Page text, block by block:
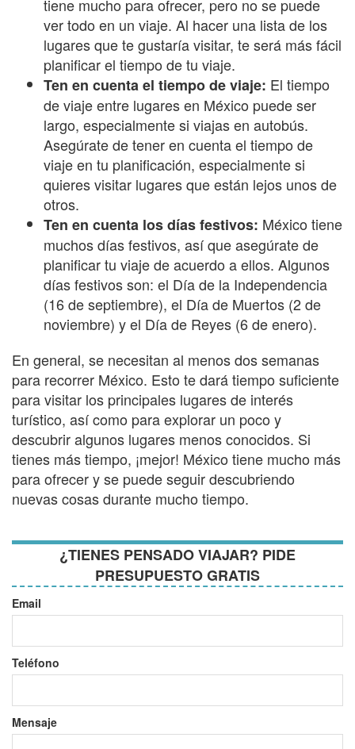
tiene mucho para ofrecer, pero no se puede
ver todo en un viaje. Al hacer una lista de los
lugares que te gustaría visitar, te será más fácil
planificar el tiempo de tu viaje.
Ten en cuenta el tiempo de viaje: El tiempo
de viaje entre lugares en México puede ser
largo, especialmente si viajas en autobús.
Asegúrate de tener en cuenta el tiempo de
viaje en tu planificación, especialmente si
quieres visitar lugares que están lejos unos de
otros.
Ten en cuenta los días festivos: México tiene
muchos días festivos, así que asegúrate de
planificar tu viaje de acuerdo a ellos. Algunos
días festivos son: el Día de la Independencia
(16 de septiembre), el Día de Muertos (2 de
noviembre) y el Día de Reyes (6 de enero).
En general, se necesitan al menos dos semanas
para recorrer México. Esto te dará tiempo suficiente
para visitar los principales lugares de interés
turístico, así como para explorar un poco y
descubrir algunos lugares menos conocidos. Si
tienes más tiempo, ¡mejor! México tiene mucho más
para ofrecer y se puede seguir descubriendo
nuevas cosas durante mucho tiempo.
¿TIENES PENSADO VIAJAR? PIDE
PRESUPUESTO GRATIS
Email
Teléfono
Mensaje